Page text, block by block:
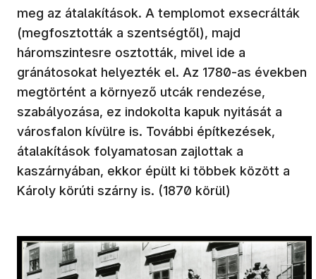
meg az átalakítások. A templomot exsecrálták
(megfosztották a szentségtől), majd
háromszintesre osztották, mivel ide a
gránátosokat helyezték el. Az 1780-as években
megtörtént a környező utcák rendezése,
szabályozása, ez indokolta kapuk nyitását a
városfalon kívülre is. További építkezések,
átalakítások folyamatosan zajlottak a
kaszárnyában, ekkor épült ki többek között a
Károly körúti szárny is. (1870 körül)